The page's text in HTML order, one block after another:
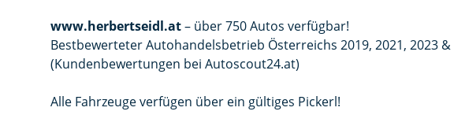
www.herbertseidl.at– über 750 Autos verfügbar!
Bestbewerteter Autohandelsbetrieb Österreichs 2019, 2021, 2023 &
(Kundenbewertungen bei Autoscout24.at)
Alle Fahrzeuge verfügen über ein gültiges Pickerl!